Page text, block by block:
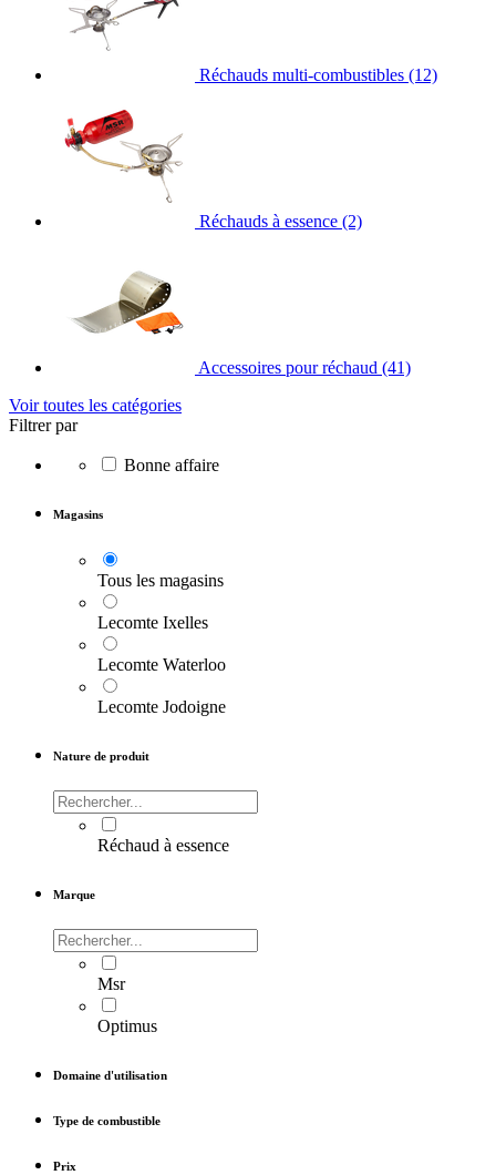
Réchauds multi-combustibles (12)
Réchauds à essence (2)
Accessoires pour réchaud (41)
Voir toutes les catégories
Filtrer par
Bonne affaire
Magasins
Tous les magasins
Lecomte Ixelles
Lecomte Waterloo
Lecomte Jodoigne
Nature de produit
Réchaud à essence
Marque
Msr
Optimus
Domaine d'utilisation
Type de combustible
Prix